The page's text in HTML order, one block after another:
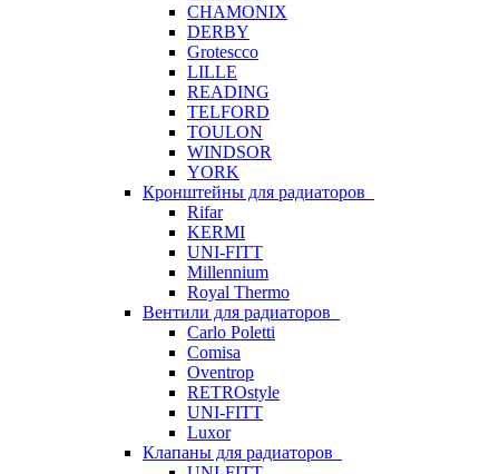
CHAMONIX
DERBY
Grotescco
LILLE
READING
TELFORD
TOULON
WINDSOR
YORK
Кронштейны для радиаторов
Rifar
KERMI
UNI-FITT
Millennium
Royal Thermo
Вентили для радиаторов
Carlo Poletti
Comisa
Oventrop
RETROstyle
UNI-FITT
Luxor
Клапаны для радиаторов